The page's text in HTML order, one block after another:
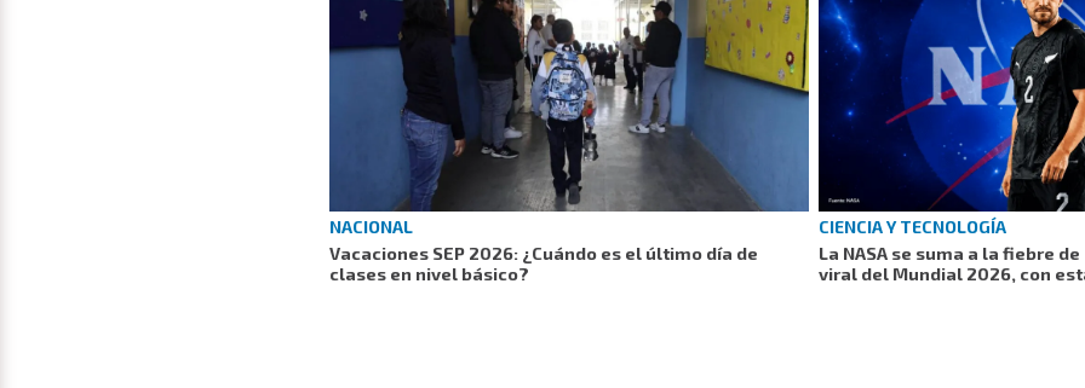
NACIONAL
Vacaciones SEP 2026: ¿Cuándo es el último día de
clases en nivel básico?
CIENCIA Y TECNOLOGÍA
La NASA se suma a la fiebre
viral del Mundial 2026, con